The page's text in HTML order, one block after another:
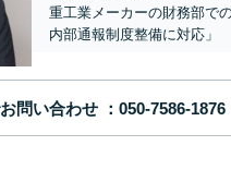
重工業メーカーの財務部で
内部通報制度整備に対応」
問い合わせ